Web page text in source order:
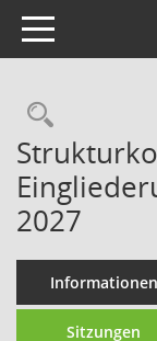
Toggle navigation
2027
Informationen
Sitzungen